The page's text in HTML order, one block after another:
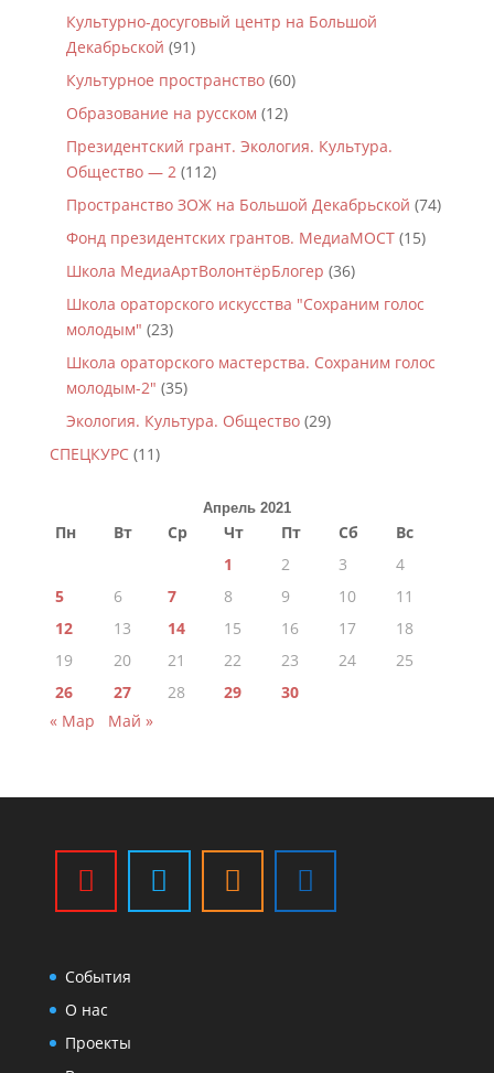
Культурно-досуговый центр на Большой
Декабрьской (91)
Культурное пространство(60)
Образование на русском (12)
Президентский грант. Экология. Культура.
Общество — 2(112)
Пространство ЗОЖ на Большой Декабрьской (74)
Фонд президентских грантов. МедиаМОСТ(15)
Школа МедиаАртВолонтёрБлогер (36)
Школа ораторского искусства "Сохраним голос
молодым" (23)
Школа ораторского мастерства. Сохраним голос
молодым-2" (35)
Экология. Культура. Общество(29)
СПЕЦКУРС(11)
Апрель 2021
Пн Вт Ср Чт Пт Сб
Вс
1
2 3
4
5
6 7 8 9 10
11
12
13 14 15 16 17
18
19
20 21 22 23 24
25
26
27 28 29
30
« Мар
Май »
События
О нас
Проекты